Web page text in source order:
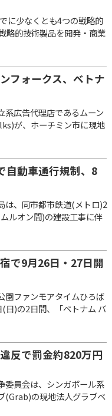
に少なくとも4つの戦略的
略的技術製品を開発・商業
フォークス、ベトナ
広告代理店であるムーン
が、ホーチミン市に現地
自動車通行規制、8
は、同市都市鉄道(メトロ)2
ルオン間)の建設工事に伴
で9月26日・27日開
園ファンモアタイムひろば
日)の2日間、「ベトナム バ
反で罰金約820万円
委員会は、シンガポール系
(Grab)の現地法人グラブベ